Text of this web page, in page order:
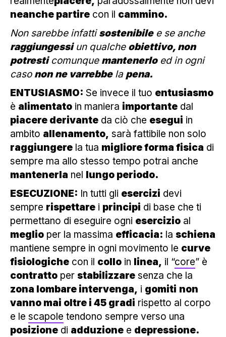
neanche partire con il cammino.
Non sarebbe infattisostenibilee se anche
raggiungessiun qualche obiettivo, non
potresticomunque mantenerloed in ogni
caso non ne varrebbela pena.
ENTUSIASMO: Se invece il tuo entusiasmo
è alimentato in maniera importante dal
piacere derivante da ciò che esegui in
ambito allenamento, sarà fattibile non solo
raggiungere la tua migliore forma fisica di
sempre ma allo stesso tempo potrai anche
mantenerla nel lungo periodo.
ESECUZIONE: In tutti gli esercizi devi
sempre rispettare i principi di base che ti
permettano di eseguire ogni esercizio al
meglio per la massima efficacia: la schiena
mantiene sempre in ogni movimento le curve
fisiologiche con il collo in linea, il “core” è
contratto per stabilizzare senza che la
zona lombare intervenga, i gomiti non
vanno mai oltre i 45 gradi rispetto al corpo
e le scapole tendono sempre verso una
posizione di adduzione e depressione.